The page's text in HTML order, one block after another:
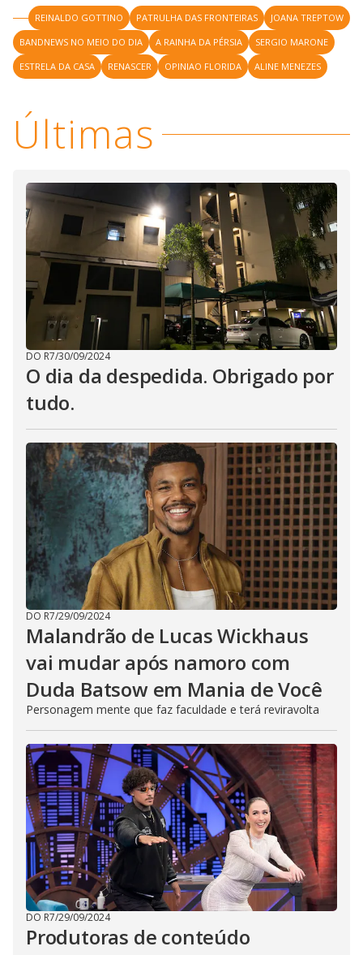
REINALDO GOTTINO PATRULHA DAS FRONTEIRAS
JOANA TREPTOW
BANDNEWS NO MEIO DO DIA
A RAINHA DA PÉRSIA
SERGIO MARONE
ESTRELA DA CASA
RENASCER OPINIAO FLORIDA ALINE MENEZES
Últimas
DO R7/30/09/2024
O dia da despedida. Obrigado por
tudo.
DO R7/29/09/2024
Malandrão de Lucas Wickhaus
vai mudar após namoro com
Duda Batsow em Mania de Você
Personagem mente que faz faculdade e terá reviravolta
DO R7/29/09/2024
Produtoras de conteúdo